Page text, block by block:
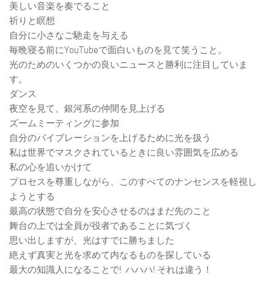
美しい音楽を奏でること
祈りと瞑想
自分に小さなご馳走を与える
毎晩寝る前にYouTubeで面白いものを見て笑うこと。
光のためのいくつかの良いニュースと勝利に注目していま
す。
ダンス
夜空を見て、銀河系の仲間を見上げる
ズームミーティングに参加
自分のバイブレーションを上げるために光を扱う
私は世界でマスクされているときに良い雰囲気を広める
私の心を追いかけて
プロセスを尊重しながら、このすべてのナンセンスを軽視し
ようとする
最高の状態で自分を安心させるのはまだ先のこと
舞台の上では全員が役者であることに気づく
思い出しますが、光はすでに勝ちました
絶えず真実と光を求めて内なるものを探している
最大の知識人になることで! ハハハ! それは違う！